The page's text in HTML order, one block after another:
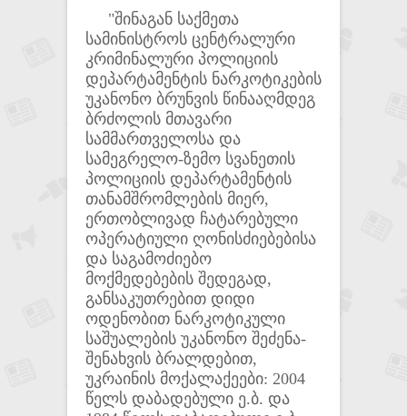
"შინაგან საქმეთა
სამინისტროს ცენტრალური
კრიმინალური პოლიციის
დეპარტამენტის ნარკოტიკების
უკანონო ბრუნვის წინააღმდეგ
ბრძოლის მთავარი
სამმართველოსა და
სამეგრელო-ზემო სვანეთის
პოლიციის დეპარტამენტის
თანამშრომლების მიერ,
ერთობლივად ჩატარებული
ოპერატიული ღონისძიებებისა
და საგამოძიებო
მოქმედებების შედეგად,
განსაკუთრებით დიდი
ოდენობით ნარკოტიკული
საშუალების უკანონო შეძენა-
შენახვის ბრალდებით,
უკრაინის მოქალაქეები: 2004
წელს დაბადებული ე.ბ. და